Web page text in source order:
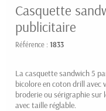
Casquette
publicitaire
Référence : 1833
La casquette sandwich 5
bicolore en coton drill avec
broderie ou sérigraphie sur
avec taille réglable.